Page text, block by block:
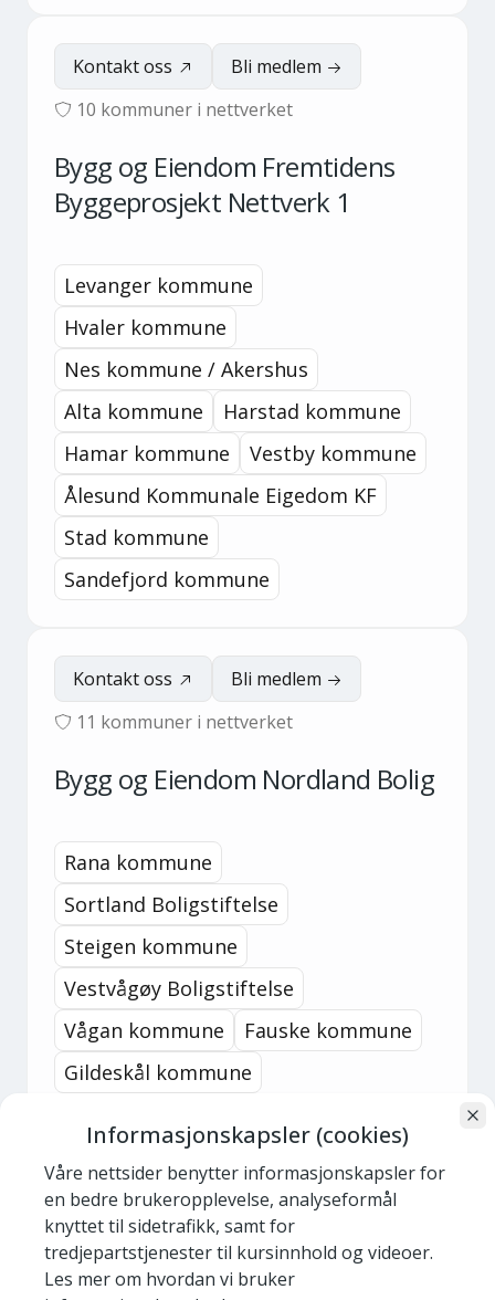
Kontakt oss
Bli medlem
10 kommuner i nettverket
Bygg og Eiendom Fremtidens
Byggeprosjekt Nettverk 1
Levanger kommune
Hvaler kommune
Nes kommune / Akershus
Alta kommune
Harstad kommune
Hamar kommune
Vestby kommune
Ålesund Kommunale Eigedom KF
Stad kommune
Sandefjord kommune
Kontakt oss
Bli medlem
11 kommuner i nettverket
Bygg og Eiendom Nordland Bolig
Rana kommune
Sortland Boligstiftelse
Steigen kommune
Vestvågøy Boligstiftelse
Vågan kommune
Fauske kommune
Gildeskål kommune
Brønnøy kommune
Narvik Boligstiftelse
Meløy kommune
Informasjonskapsler (cookies)
Våre nettsider benytter informasjonskapsler for
en bedre brukeropplevelse, analyseformål
knyttet til sidetrafikk, samt for
tredjepartstjenester til kursinnhold og videoer.
Les mer om hvordan vi bruker